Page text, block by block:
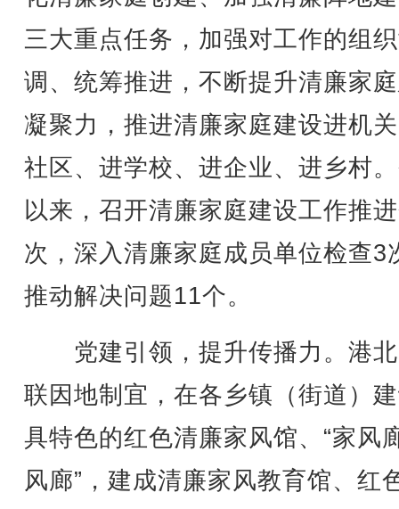
三大重点任务，加强对工作的组
调、统筹推进，不断提升清廉家
凝聚力，推进清廉家庭建设进机
社区、进学校、进企业、进乡村
以来，召开清廉家庭建设工作推
次，深入清廉家庭成员单位检查3
推动解决问题11个。
党建引领，提升传播力。港
联因地制宜，在各乡镇（街道）
具特色的红色清廉家风馆、“家风
风廊”，建成清廉家风教育馆、红